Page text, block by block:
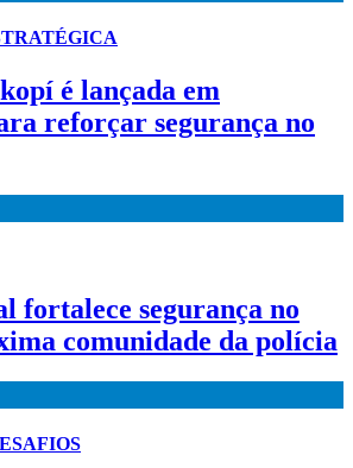
é lançada em
reforçar segurança no
fortalece segurança no
comunidade da polícia